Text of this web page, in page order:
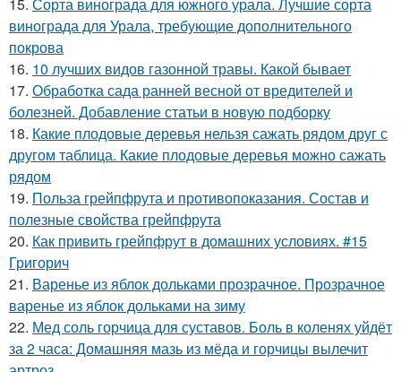
винограда для Урала, требующие дополнительного
покрова
16. 10 лучших видов газонной травы. Какой бывает
17. Обработка сада ранней весной от вредителей и
болезней. Добавление статьи в новую подборку
18. Какие плодовые деревья нельзя сажать рядом друг с
другом таблица. Какие плодовые деревья можно сажать
рядом
19. Польза грейпфрута и противопоказания. Состав и
полезные свойства грейпфрута
20. Как привить грейпфрут в домашних условиях. #15
Григорич
21. Варенье из яблок дольками прозрачное. Прозрачное
варенье из яблок дольками на зиму
22. Мед соль горчица для суставов. Боль в коленях уйдёт
за 2 часа: Домашняя мазь из мёда и горчицы вылечит